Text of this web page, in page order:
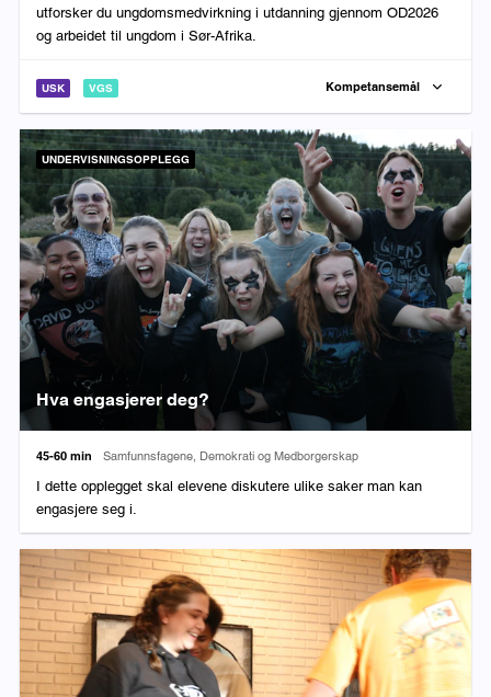
utforsker du ungdomsmedvirkning i utdanning gjennom OD2026
og arbeidet til ungdom i Sør-Afrika.
USK VGS Kompetansemål
UNDERVISNINGSOPPLEGG
Hva engasjerer deg?
Varighet:
45-60 min Fag:
Samfunnsfagene, Demokrati og Medborgerskap
I dette opplegget skal elevene diskutere ulike saker man kan
engasjere seg i.